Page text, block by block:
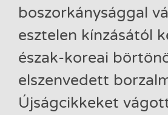
boszorkánysággal
esztelen kínzásától
észak-koreai
elszenvedett
Újságcikkeket